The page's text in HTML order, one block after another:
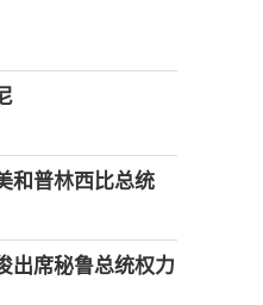
和普林西比总统
出席秘鲁总统权力